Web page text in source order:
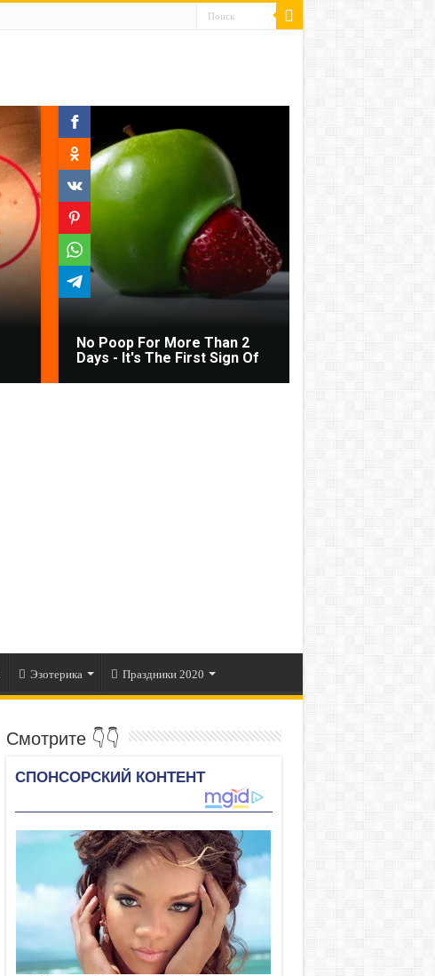
No Poop For More Than 2
Days - It's The First Sign Of
Эзотерика Праздники 2020
Смотрите 👇👇